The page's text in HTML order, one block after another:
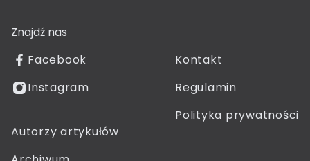
Znajdź nas
Facebook
Instagram
Kontakt
Regulamin
Polityka prywatności
Autorzy artykułów